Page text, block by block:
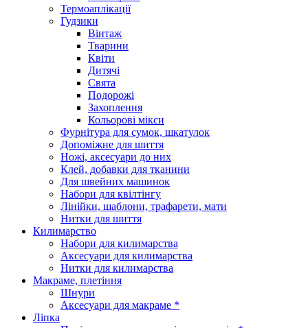
Термоаплікації
Гудзики
Вінтаж
Тварини
Квіти
Дитячі
Свята
Подорожі
Захоплення
Кольорові мікси
Фурнітура для сумок, шкатулок
Допоміжне для шиття
Ножі, аксесуари до них
Клей, добавки для тканини
Для швейних машинок
Набори для квілтінгу
Лінійки, шаблони, трафарети, мати
Нитки для шиття
Килимарство
Набори для килимарства
Аксесуари для килимарства
Нитки для килимарства
Макраме, плетіння
Шнури
Аксесуари для макраме *
Ліпка